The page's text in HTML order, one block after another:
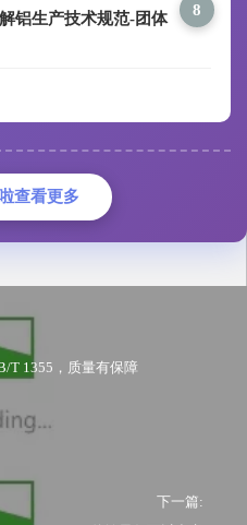
8
铝生产技术规范-团体
查看更多
T 1355，质量有保障
下一篇: